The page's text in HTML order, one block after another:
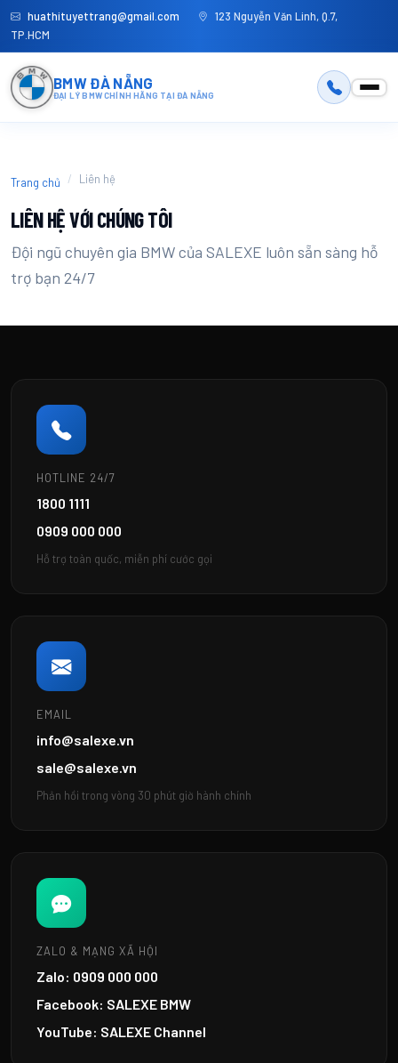
huathituyettrang@gmail.com
123 Nguyễn Văn Linh, Q.7,
TP.HCM
BMW ĐÀ NẴNG
ĐẠI LÝ BMW CHÍNH HÃNG TẠI ĐÀ NẴNG
Trang chủ Liên hệ
LIÊN HỆ VỚI CHÚNG TÔI
Đội ngũ chuyên gia BMW của SALEXE luôn sẵn sàng hỗ
trợ bạn 24/7
HOTLINE 24/7
1800 1111
0909 000 000
Hỗ trợ toàn quốc, miễn phí cước gọi
EMAIL
info@salexe.vn
sale@salexe.vn
Phản hồi trong vòng 30 phút giờ hành chính
ZALO & MẠNG XÃ HỘI
Zalo: 0909 000 000
Facebook: SALEXE BMW
YouTube: SALEXE Channel